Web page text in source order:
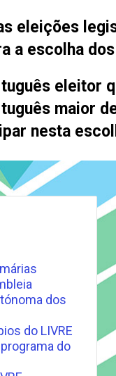
eleições
a escolha
eleitor
maior
nesta
dos
do LIVRE
do